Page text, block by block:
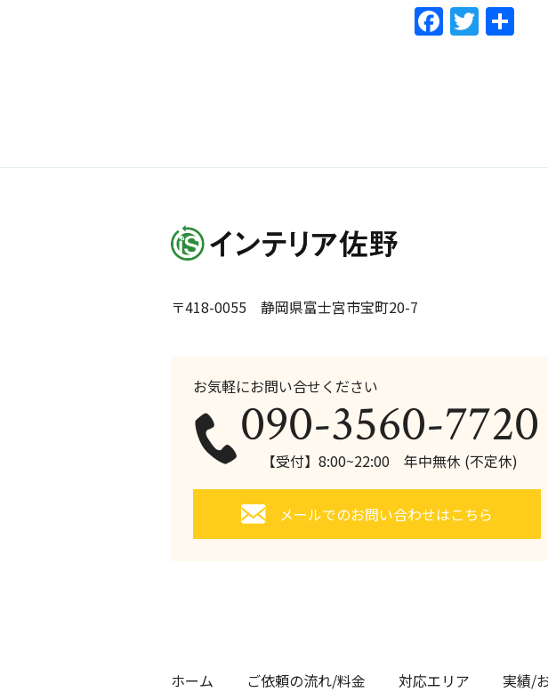
F
o
T
〒418-0055 静岡県富士宮市宝町20-7
お気軽にお問い合せください
090-3560-7720
【受付】8:00~22:00 年中無休 (不定休)
メールでのお問い合わせはこちら
ホーム ご依頼の流れ/料金 対応エリア 実績/